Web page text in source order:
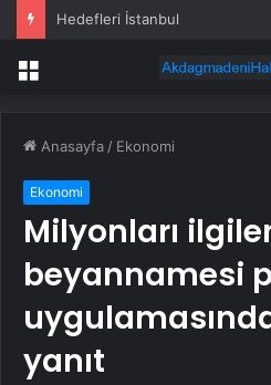
Hedefleri İstanbul
Menü
Anasayfa / Ekonomi
Ekonomi
Milyonları
beyannamesi
yanıt